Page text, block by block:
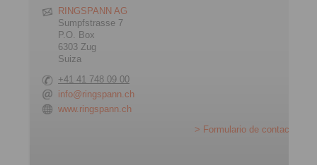
RINGSPANN AG
Sumpfstrasse 7
P.O. Box
6303 Zug
Suiza
+41 41 748 09 00
info@ringspann.ch
www.ringspann.ch
> Formulario de contacto